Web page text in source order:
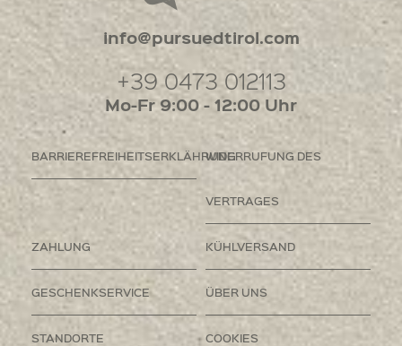
info@pursuedtirol.com
+39 0473 012113
Mo-Fr 9:00 - 12:00 Uhr
BARRIEREFREIHEITSERKLÄHRUNGWIDERRUFUNG DES
VERTRAGES
ZAHLUNG KÜHLVERSAND
GESCHENKSERVICE ÜBER UNS
STANDORTE COOKIES